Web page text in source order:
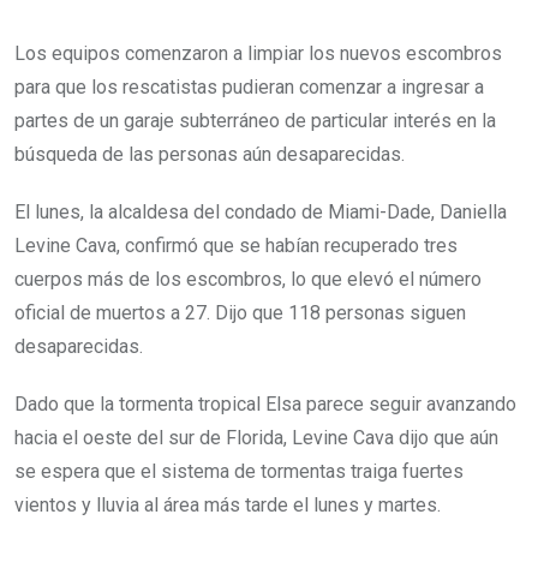
Los equipos comenzaron a limpiar los nuevos escombros
para que los rescatistas pudieran comenzar a ingresar a
partes de un garaje subterráneo de particular interés en la
búsqueda de las personas aún desaparecidas.
El lunes, la alcaldesa del condado de Miami-Dade, Daniella
Levine Cava, confirmó que se habían recuperado tres
cuerpos más de los escombros, lo que elevó el número
oficial de muertos a 27. Dijo que 118 personas siguen
desaparecidas.
Dado que la tormenta tropical Elsa parece seguir avanzando
hacia el oeste del sur de Florida, Levine Cava dijo que aún
se espera que el sistema de tormentas traiga fuertes
vientos y lluvia al área más tarde el lunes y martes.